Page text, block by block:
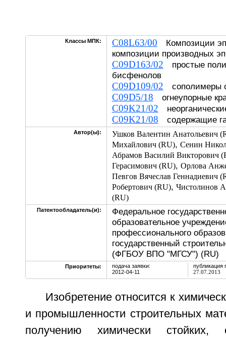
Классы МПК: C08L63/00 Композиции
композиции производных
C09D163/02 простые
бисфенолов
C09D109/02 сополимеры
C09D5/18 огнеупорные
C09K21/02
C09K21/08 содержащие
Автор(ы):
Ушков Валентин Анатольевич
Михайлович (RU), Сенин
Абрамов Василий Викторович
Герасимович (RU), Орлова
Певгов Вячеслав Геннадиевич
Робертович (RU), Чистолинов
(RU)
Патентообладатель(и):
Федеральное
образовательное
профессионального
государственный
(ФГБОУ ВПО "МГСУ") (RU)
Приоритеты:
подача заявки:
2012-04-11
публикация
27.07.2013
Изобретение относится к
и промышленности строительных
получению химически стойких,